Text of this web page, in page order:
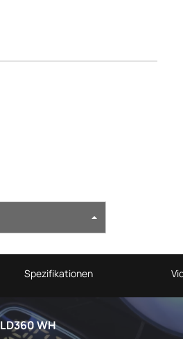
Spezifikationen
LD360 WH